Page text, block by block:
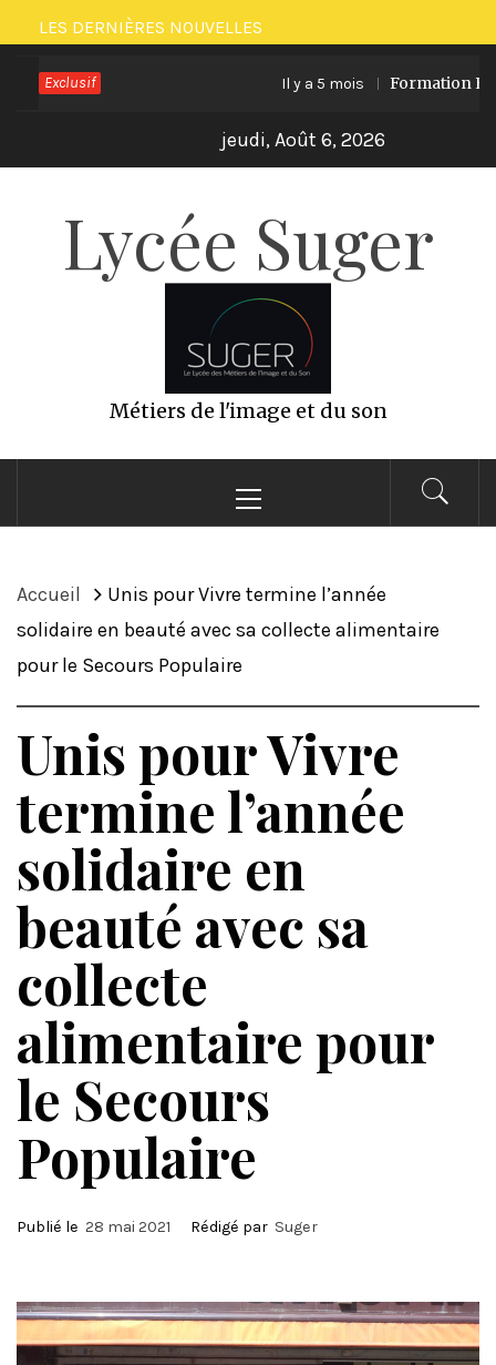
Passer
au
contenu
LES DERNIÈRES NOUVELLES
Exclusif Il y a 5 mois Formation ECO
jeudi, Août 6, 2026
Lycée Suger
Métiers de l'image et du son
principal
Accueil
Unis pour Vivre termine l’année
solidaire en beauté avec sa collecte alimentaire
pour le Secours Populaire
Unis pour Vivre
termine l’année
solidaire en
beauté avec sa
collecte
alimentaire pour
le Secours
Populaire
Publié le 28 mai 2021 Rédigé par Suger